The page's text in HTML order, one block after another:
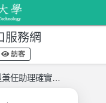
服務網
訪客
班時間登載出勤紀錄。